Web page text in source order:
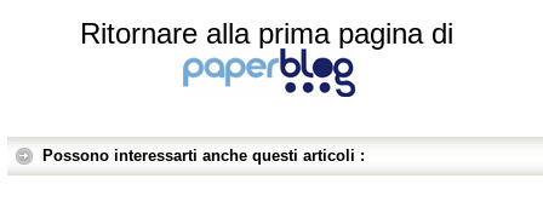
Ritornare alla prima pagina di
Possono interessarti anche questi articoli :